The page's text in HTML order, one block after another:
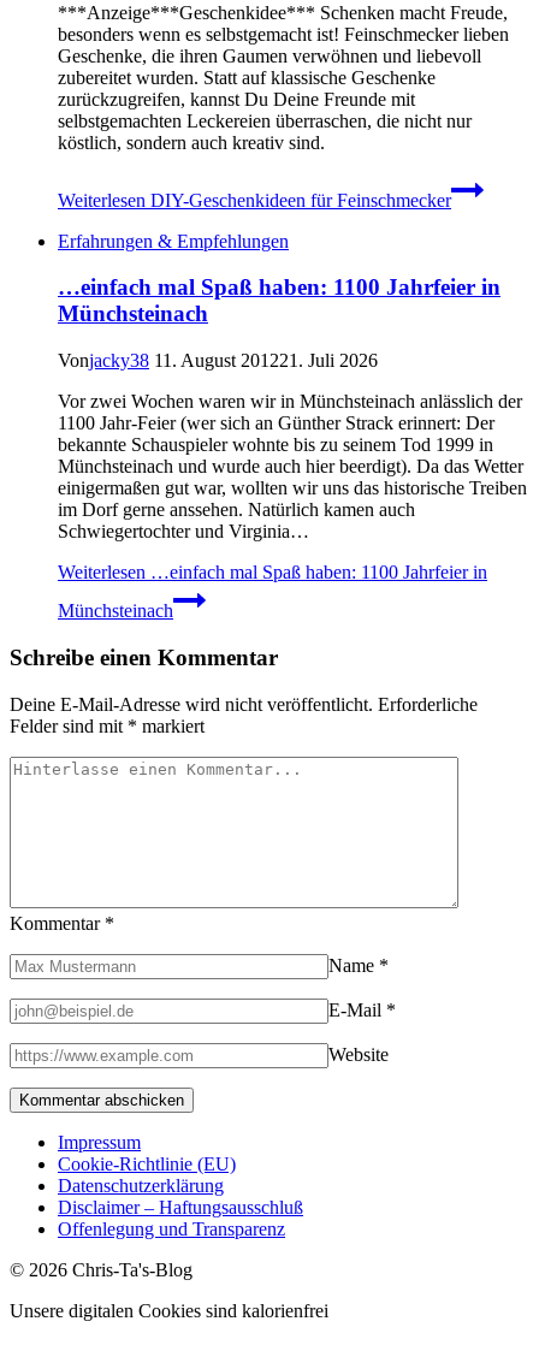
***Anzeige***Geschenkidee*** Schenken macht Freude,
besonders wenn es selbstgemacht ist! Feinschmecker lieben
Geschenke, die ihren Gaumen verwöhnen und liebevoll
zubereitet wurden. Statt auf klassische Geschenke
zurückzugreifen, kannst Du Deine Freunde mit
selbstgemachten Leckereien überraschen, die nicht nur
köstlich, sondern auch kreativ sind.
Weiterlesen DIY-Geschenkideen für Feinschmecker
Erfahrungen & Empfehlungen
…einfach mal Spaß haben: 1100 Jahrfeier in
Münchsteinach
Vonjacky38 11. August 201221. Juli 2026
Vor zwei Wochen waren wir in Münchsteinach anlässlich der
1100 Jahr-Feier (wer sich an Günther Strack erinnert: Der
bekannte Schauspieler wohnte bis zu seinem Tod 1999 in
Münchsteinach und wurde auch hier beerdigt). Da das Wetter
einigermaßen gut war, wollten wir uns das historische Treiben
im Dorf gerne anssehen. Natürlich kamen auch
Schwiegertochter und Virginia…
Weiterlesen …einfach mal Spaß haben: 1100 Jahrfeier in
Münchsteinach
Schreibe einen Kommentar
Deine E-Mail-Adresse wird nicht veröffentlicht. Erforderliche
Felder sind mit * markiert
Kommentar *
Name *
E-Mail *
Website
Impressum
Cookie-Richtlinie (EU)
Datenschutzerklärung
Disclaimer – Haftungsausschluß
Offenlegung und Transparenz
© 2026 Chris-Ta's-Blog
Unsere digitalen Cookies sind kalorienfrei